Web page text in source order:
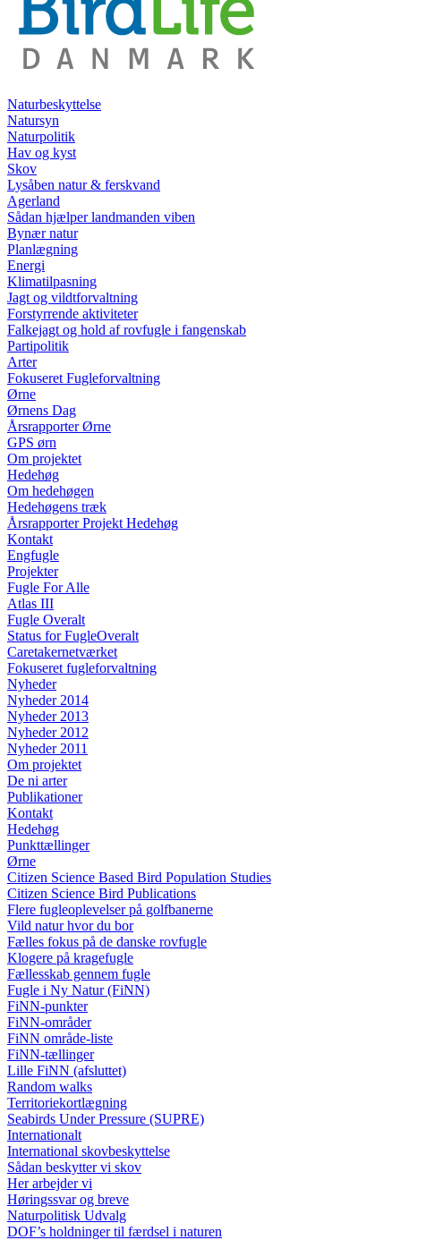
Naturbeskyttelse
Natursyn
Naturpolitik
Hav og kyst
Skov
Lysåben natur & ferskvand
Agerland
Sådan hjælper landmanden viben
Bynær natur
Planlægning
Energi
Klimatilpasning
Jagt og vildtforvaltning
Forstyrrende aktiviteter
Falkejagt og hold af rovfugle i fangenskab
Partipolitik
Arter
Fokuseret Fugleforvaltning
Ørne
Ørnens Dag
Årsrapporter Ørne
GPS ørn
Om projektet
Hedehøg
Om hedehøgen
Hedehøgens træk
Årsrapporter Projekt Hedehøg
Kontakt
Engfugle
Projekter
Fugle For Alle
Atlas III
Fugle Overalt
Status for FugleOveralt
Caretakernetværket
Fokuseret fugleforvaltning
Nyheder
Nyheder 2014
Nyheder 2013
Nyheder 2012
Nyheder 2011
Om projektet
De ni arter
Publikationer
Kontakt
Hedehøg
Punkttællinger
Ørne
Citizen Science Based Bird Population Studies
Citizen Science Bird Publications
Flere fugleoplevelser på golfbanerne
Vild natur hvor du bor
Fælles fokus på de danske rovfugle
Klogere på kragefugle
Fællesskab gennem fugle
Fugle i Ny Natur (FiNN)
FiNN-punkter
FiNN-områder
FiNN område-liste
FiNN-tællinger
Lille FiNN (afsluttet)
Random walks
Territoriekortlægning
Seabirds Under Pressure (SUPRE)
Internationalt
International skovbeskyttelse
Sådan beskytter vi skov
Her arbejder vi
Høringssvar og breve
Naturpolitisk Udvalg
DOF’s holdninger til færdsel i naturen